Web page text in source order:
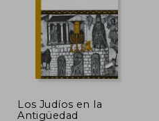
45%
dcto.
Los Judíos en la
Antigüedad